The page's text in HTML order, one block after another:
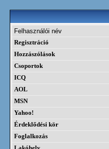
Felhasználói név
Regisztráció
Hozzászólások
Csoportok
ICQ
AOL
MSN
Yahoo!
Érdeklődési kör
Foglalkozás